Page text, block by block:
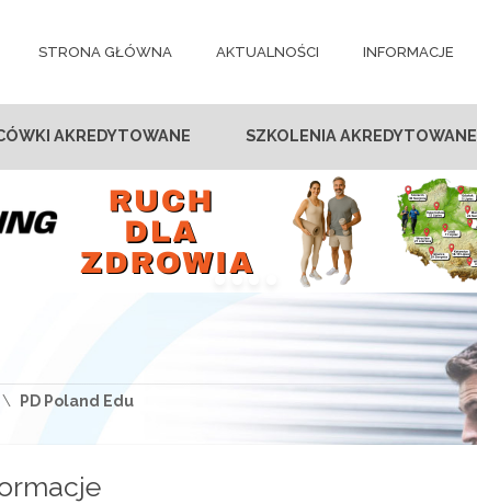
STRONA GŁÓWNA AKTUALNOŚCI INFORMACJE
AKREDYTOWANE SZKOLENIA AKREDYTOWANE
PD Poland Edu